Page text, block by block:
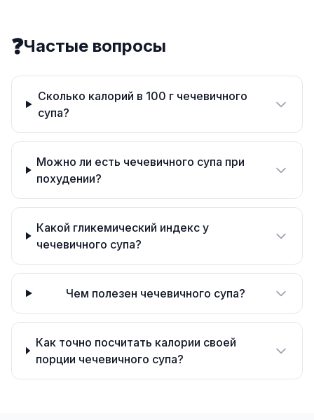
❓Частые вопросы
Сколько калорий в 100 г чечевичного
супа?
Можно ли есть чечевичного супа при
похудении?
Какой гликемический индекс у
чечевичного супа?
Чем полезен чечевичного супа?
Как точно посчитать калории своей
порции чечевичного супа?